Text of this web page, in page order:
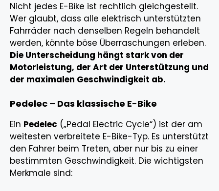
Nicht jedes E-Bike ist rechtlich gleichgestellt.
Wer glaubt, dass alle elektrisch unterstützten
Fahrräder nach denselben Regeln behandelt
werden, könnte böse Überraschungen erleben.
Die Unterscheidung hängt stark von der
Motorleistung, der Art der Unterstützung und
der maximalen Geschwindigkeit ab.
Pedelec – Das klassische E-Bike
Ein Pedelec („Pedal Electric Cycle“) ist der am
weitesten verbreitete E-Bike-Typ. Es unterstützt
den Fahrer beim Treten, aber nur bis zu einer
bestimmten Geschwindigkeit. Die wichtigsten
Merkmale sind: